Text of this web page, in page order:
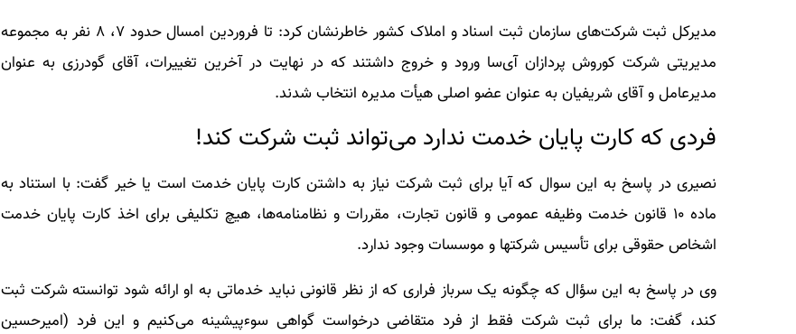
مدیرکل ثبت شرکت‌های سازمان ثبت اسناد و املاک کشور خاطرنشان کرد: تا فروردین امسال حدود ۷، ۸ نفر به مجموعه
مدیریتی شرکت کوروش پردازان آی‌سا ورود و خروج داشتند که در نهایت در آخرین تغییرات، آقای گودرزی به عنوان
مدیرعامل و آقای شریفیان به عنوان عضو اصلی هیأت مدیره انتخاب شدند.
فردی که کارت پایان خدمت ندارد می‌تواند ثبت شرکت کند!
نصیری در پاسخ به این سوال که آیا برای ثبت شرکت نیاز به داشتن کارت پایان خدمت است یا خیر گفت: با استناد به
ماده ۱۰ قانون خدمت وظیفه عمومی و قانون تجارت، مقررات و نظامنامه‌ها، هیچ تکلیفی برای اخذ کارت پایان خدمت
اشخاص حقوقی برای تأسیس شرکتها و موسسات وجود ندارد.
وی در پاسخ به این سؤال که چگونه یک سرباز فراری که از نظر قانونی نباید خدماتی به او ارائه شود توانسته شرکت ثبت
کند، گفت: ما برای ثبت شرکت فقط از فرد متقاضی درخواست گواهی سوءپیشینه می‌کنیم و این فرد (امیرحسین